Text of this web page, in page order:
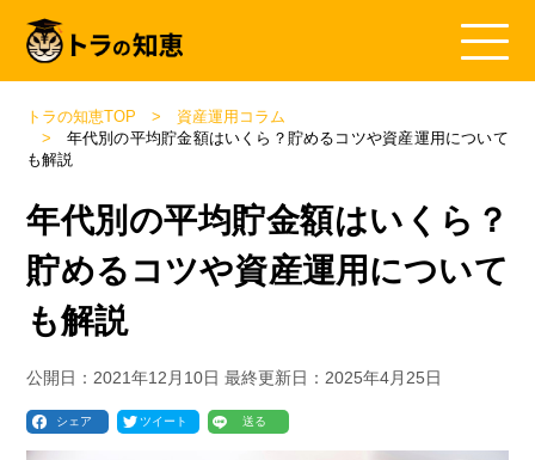
トラの知恵TOP
資産運用コラム
年代別の平均貯金額はいくら？貯めるコツや資産運用について
も解説
年代別の平均貯金額はいくら？
貯めるコツや資産運用について
も解説
公開日： 2021年12月10日 最終更新日： 2025年4月25日
シェア ツイート 送る